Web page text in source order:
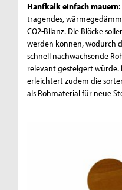
Hanfkalk einfach mauern
tragendes,
CO2-Bilanz. Die Blöcke
werden können, wodurch
schnell nachwachsende
relevant gesteigert
erleichtert zudem die
als Rohmaterial für neue